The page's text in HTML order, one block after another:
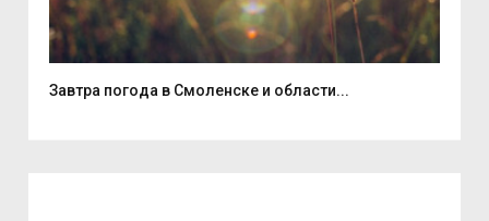
Завтра погода в Смоленске и области...